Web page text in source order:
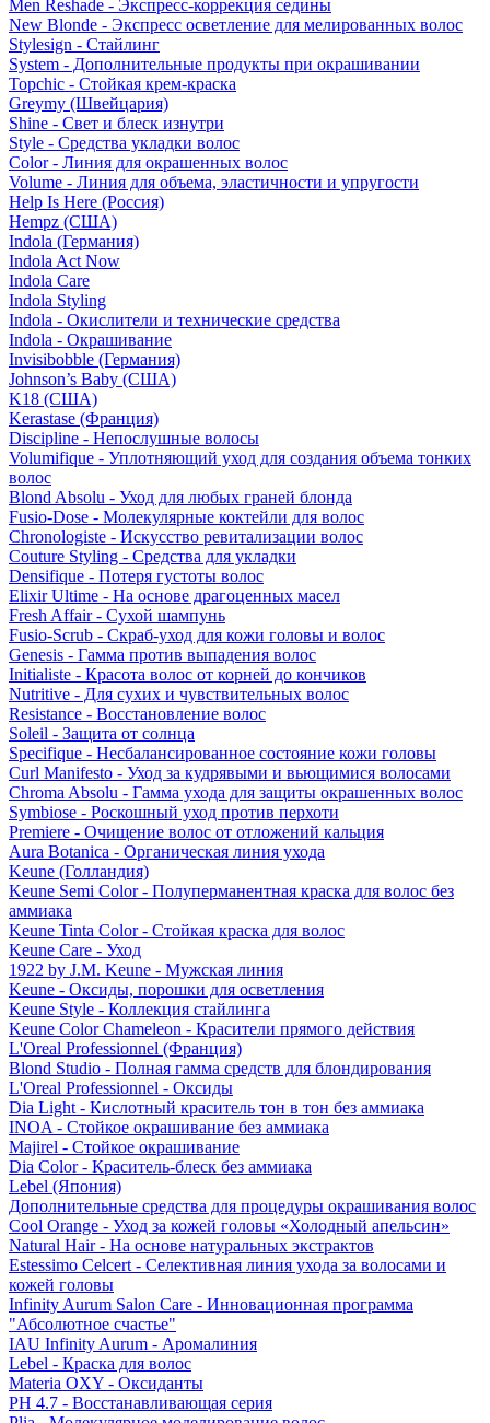
Men Reshade - Экспресс-коррекция седины
New Blonde - Экспресс осветление для мелированных волос
Stylesign - Стайлинг
System - Дополнительные продукты при окрашивании
Topchic - Стойкая крем-краска
Greymy (Швейцария)
Shine - Свет и блеск изнутри
Style - Средства укладки волос
Color - Линия для окрашенных волос
Volume - Линия для объема, эластичности и упругости
Help Is Here (Россия)
Hempz (США)
Indola (Германия)
Indola Act Now
Indola Care
Indola Styling
Indola - Окислители и технические средства
Indola - Окрашивание
Invisibobble (Германия)
Johnson’s Baby (США)
K18 (США)
Kerastase (Франция)
Discipline - Непослушные волосы
Volumifique - Уплотняющий уход для создания объема тонких
волос
Blond Absolu - Уход для любых граней блонда
Fusio-Dose - Молекулярные коктейли для волос
Chronologiste - Искусство ревитализации волос
Couture Styling - Средства для укладки
Densifique - Потеря густоты волос
Elixir Ultime - На основе драгоценных масел
Fresh Affair - Сухой шампунь
Fusio-Scrub - Скраб-уход для кожи головы и волос
Genesis - Гамма против выпадения волос
Initialiste - Красота волос от корней до кончиков
Nutritive - Для сухих и чувствительных волос
Resistance - Восстановление волос
Soleil - Защита от солнца
Specifique - Несбалансированное состояние кожи головы
Curl Manifesto - Уход за кудрявыми и вьющимися волосами
Chroma Absolu - Гамма ухода для защиты окрашенных волос
Symbiose - Роскошный уход против перхоти
Premiere - Очищение волос от отложений кальция
Aura Botanica - Органическая линия ухода
Keune (Голландия)
Keune Semi Color - Полуперманентная краска для волос без
аммиака
Keune Tinta Color - Стойкая краска для волос
Keune Care - Уход
1922 by J.M. Keune - Мужская линия
Keune - Оксиды, порошки для осветления
Keune Style - Коллекция стайлинга
Keune Color Chameleon - Красители прямого действия
L'Oreal Professionnel (Франция)
Blond Studio - Полная гамма средств для блондирования
L'Oreal Professionnel - Оксиды
Dia Light - Кислотный краситель тон в тон без аммиака
INOA - Стойкое окрашивание без аммиака
Majirel - Стойкое окрашивание
Dia Color - Краситель-блеск без аммиака
Lebel (Япония)
Дополнительные средства для процедуры окрашивания волос
Cool Orange - Уход за кожей головы «Холодный апельсин»
Natural Hair - На основе натуральных экстрактов
Estessimo Celcert - Селективная линия ухода за волосами и
кожей головы
Infinity Aurum Salon Care - Инновационная программа
"Абсолютное счастье"
IAU Infinity Aurum - Аромалиния
Lebel - Краска для волос
Materia OXY - Оксиданты
PH 4.7 - Восстанавливающая серия